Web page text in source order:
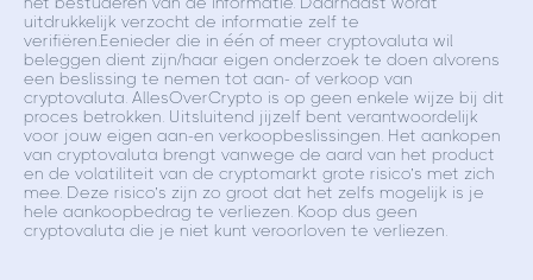
uitdrukkelijk verzocht de informatie zelf te
verifiëren.Eenieder die in één of meer cryptovaluta wil
beleggen dient zijn/haar eigen onderzoek te doen alvorens
een beslissing te nemen tot aan- of verkoop van
cryptovaluta. AllesOverCrypto is op geen enkele wijze bij dit
proces betrokken. Uitsluitend jijzelf bent verantwoordelijk
voor jouw eigen aan-en verkoopbeslissingen. Het aankopen
van cryptovaluta brengt vanwege de aard van het product
en de volatiliteit van de cryptomarkt grote risico’s met zich
mee. Deze risico’s zijn zo groot dat het zelfs mogelijk is je
hele aankoopbedrag te verliezen. Koop dus geen
cryptovaluta die je niet kunt veroorloven te verliezen.